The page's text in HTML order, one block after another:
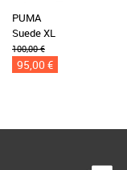
PUMA
Suede XL
100,00 €
95,00 €